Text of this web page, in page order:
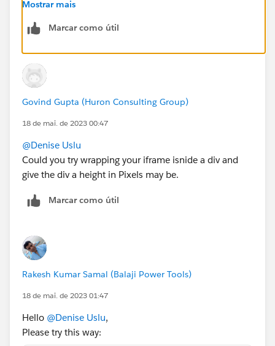
Mostrar mais
Marcar como útil
Govind Gupta (Huron Consulting Group)
18 de mai. de 2023 00:47
@Denise Uslu
Could you try wrapping your iframe isnide a div and
give the div a height in Pixels may be.
Marcar como útil
Rakesh Kumar Samal (Balaji Power Tools)
18 de mai. de 2023 01:47
Hello @Denise Uslu,
Please try this way: